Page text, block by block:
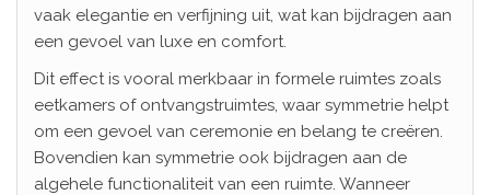
vaak elegantie en verfijning uit, wat kan bijdragen aan
een gevoel van luxe en comfort.
Dit effect is vooral merkbaar in formele ruimtes zoals
eetkamers of ontvangstruimtes, waar symmetrie helpt
om een gevoel van ceremonie en belang te creëren.
Bovendien kan symmetrie ook bijdragen aan de
algehele functionaliteit van een ruimte. Wanneer